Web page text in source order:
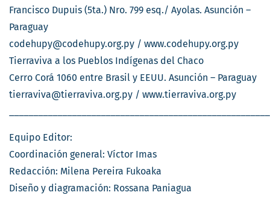
Francisco Dupuis (5ta.) Nro. 799 esq./ Ayolas. Asunción –
Paraguay
codehupy@codehupy.org.py / www.codehupy.org.py
Tierraviva a los Pueblos Indígenas del Chaco
Cerro Corá 1060 entre Brasil y EEUU. Asunción – Paraguay
tierraviva@tierraviva.org.py / www.tierraviva.org.py
Equipo Editor:
Coordinación general: Víctor Imas
Redacción: Milena Pereira Fukoaka
Diseño y diagramación: Rossana Paniagua